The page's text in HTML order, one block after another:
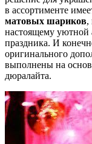
в ассортименте
матовых шариков,
настоящему уютной
праздника. И
оригинального
выполнены на
дюралайта.